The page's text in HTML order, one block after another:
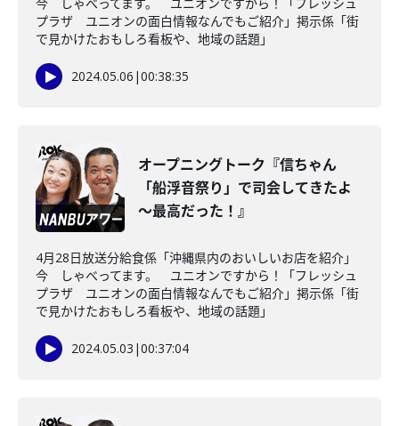
プラザ ユニオンの面白情報なんでもご紹介」掲示係「街
で見かけたおもしろ看板や、地域の話題」
2024.05.06 |00:38:35
オープニングトーク『信ちゃん
「船浮音祭り」で司会してきたよ
～最高だった！』
4月28日放送分給食係「沖縄県内のおいしいお店を紹介」
今 しゃべってます。 ユニオンですから！「フレッシュ
プラザ ユニオンの面白情報なんでもご紹介」掲示係「街
で見かけたおもしろ看板や、地域の話題」
2024.05.03 |00:37:04